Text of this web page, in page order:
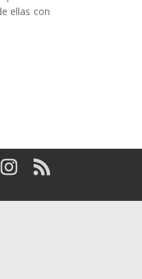
ellas con